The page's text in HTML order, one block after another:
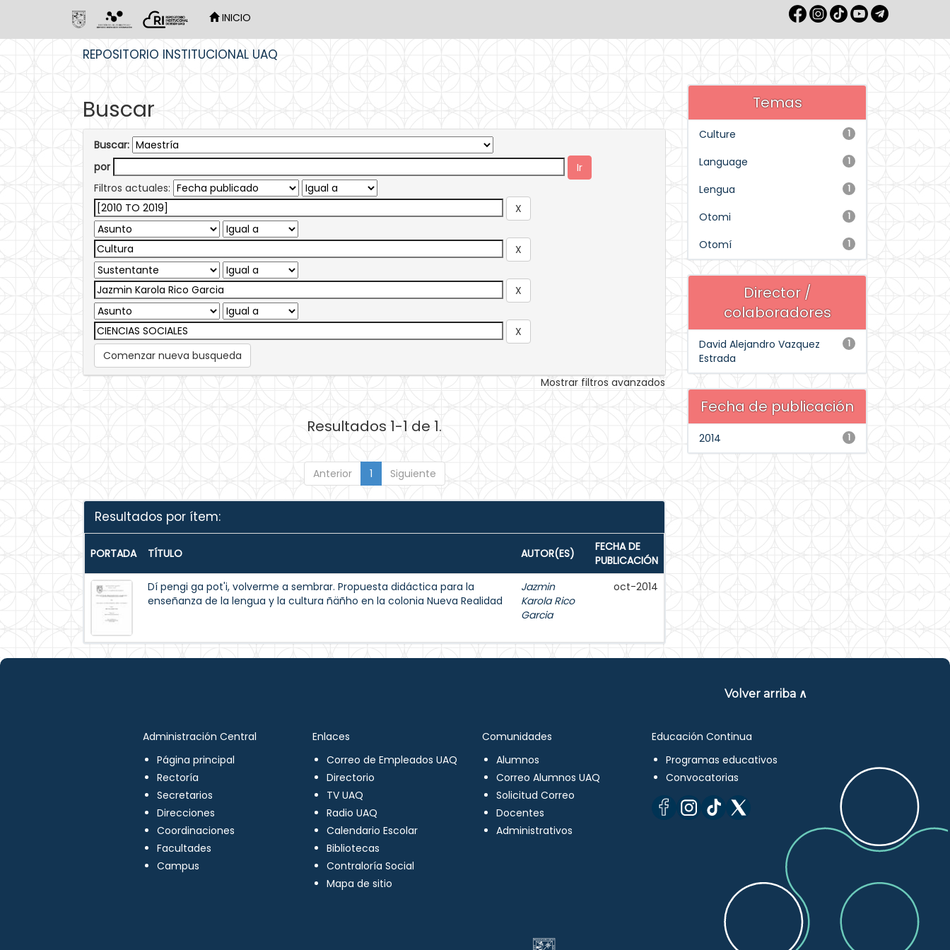
INICIO
REPOSITORIO INSTITUCIONAL UAQ
Buscar
Buscar:
por
Filtros actuales:
Comenzar nueva busqueda
Mostrar filtros avanzados
Resultados 1-1 de 1.
Anterior 1 Siguiente
Resultados por ítem:
PORTADA TÍTULO AUTOR(ES)
FECHA DE
PUBLICACIÓN
Dí pengi ga pot'i, volverme a sembrar. Propuesta didáctica para la
enseñanza de la lengua y la cultura ñäñho en la colonia Nueva Realidad
Jazmin
Karola Rico
Garcia
oct-2014
Temas
1
Culture
1
Language
1
Lengua
1
Otomi
1
Otomí
Director /
colaboradores
1
David Alejandro Vazquez
Estrada
Fecha de publicación
1
2014
Volver arriba ∧
Administración Central
Página principal
Rectoría
Secretarios
Direcciones
Coordinaciones
Facultades
Campus
Enlaces
Correo de Empleados UAQ
Directorio
TV UAQ
Radio UAQ
Calendario Escolar
Bibliotecas
Contraloría Social
Mapa de sitio
Comunidades
Alumnos
Correo Alumnos UAQ
Solicitud Correo
Docentes
Administrativos
Educación Continua
Programas educativos
Convocatorias